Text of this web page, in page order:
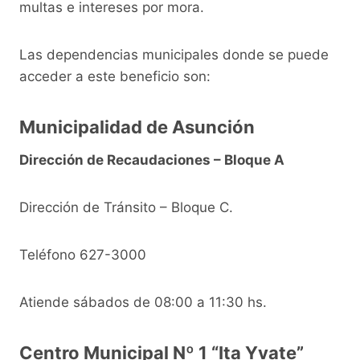
multas e intereses por mora.
Las dependencias municipales donde se puede
acceder a este beneficio son:
Municipalidad de Asunción
Dirección de Recaudaciones – Bloque A
Dirección de Tránsito – Bloque C.
Teléfono 627-3000
Atiende sábados de 08:00 a 11:30 hs.
Centro Municipal Nº 1 “Ita Yvate”